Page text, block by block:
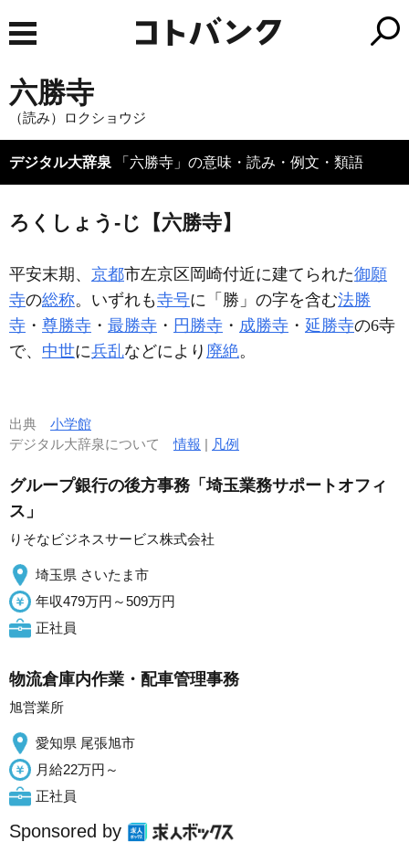
六勝寺
（読み）ロクショウジ
デジタル大辞泉 「六勝寺」の意味・読み・例文・類語
ろくしょう‐じ【六勝寺】
平安末期、 京都市左京区岡崎付近に建てられた御願
寺の総称。いずれも寺号に「勝」の字を含む法勝
寺 ・ 尊勝寺 ・ 最勝寺 ・ 円勝寺 ・ 成勝寺 ・ 延勝寺の6寺
で、 中世に兵乱などにより 廃絶。
出典 小学館
デジタル大辞泉について情報 | 凡例
グループ銀行の後方事務「埼玉業務サポートオフィ
ス」
りそなビジネスサービス株式会社
埼玉県 さいたま市
年収479万円～509万円
正社員
物流倉庫内作業・配車管理事務
旭営業所
愛知県 尾張旭市
月給22万円～
正社員
Sponsored by